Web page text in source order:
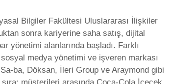
Bilgiler Fakültesi Uluslararası İlişkiler
sonra kariyerine saha satış, dijital
yönetimi alanlarında başladı. Farklı
medya yönetimi ve işveren markası
ba, Döksan, İleri Group ve Araymond gibi